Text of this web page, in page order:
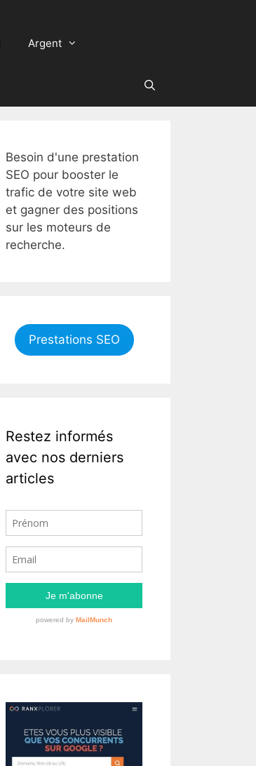
Argent
Besoin d'une prestation
SEO pour booster le
trafic de votre site web
et gagner des positions
sur les moteurs de
recherche.
Prestations SEO
Restez informés
avec nos derniers
articles